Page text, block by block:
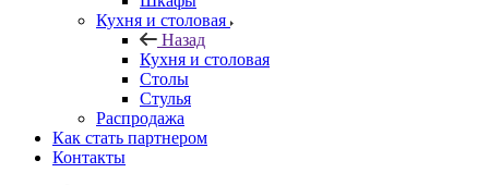
Кухня и столовая
Назад
Кухня и столовая
Столы
Стулья
Распродажа
Как стать партнером
Контакты